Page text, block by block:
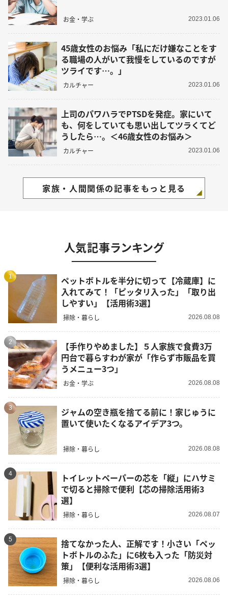
お金・学ぶ 2023.01.06
45歳女性のお悩み「私にだけ嫌なことをす
る職場の人がいて我慢をしているのですが
ツライです…。」
カルチャー 2023.01.06
上司のパワハラでPTSDを発症。家にいて
も、何をしていても思い出してツラくてど
うしたら…。＜46歳女性のお悩み＞
カルチャー 2023.01.06
家族・人間関係の記事をもっと見る
人気記事ランキング
1
ペットボトルを半分に切って【冷蔵庫】に
入れてみて！「ピッタリ入った」「取り出
しやすい」【活用術3選】
掃除・暮らし 2026.08.08
2
【手作りやめました】５人家族で食費3万
円台で暮らすわが家が「作らず市販品を買
うメニュー3つ」
お金・学ぶ 2026.08.08
3
ジャムの空き瓶を捨てる前に！家じゅうに
置いて使いたくなるアイデア3つ。
掃除・暮らし 2026.08.08
4
トイレットペーパーの芯を「縦」にハサミ
で切ると掃除で便利【芯の掃除活用術3
選】
掃除・暮らし 2026.08.07
5
捨てなかった人、正解です！小さい「ペッ
トボトルのふた」に6枚も入った「防災対
策」【便利な活用術3選】
掃除・暮らし 2026.08.06